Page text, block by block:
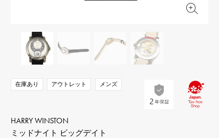
ZENITH
ゼニス
TAG HEUER
タグホイヤー
DUNAMIS
デュナミス
TABLE CLOCK
置き時計
VINTAGE WATCH
ヴィンテージウォッチ
オリジナルジュエリー一覧へ
在庫あり アウトレット メンズ
HARRY WINSTON
ミッドナイト ビッグデイト